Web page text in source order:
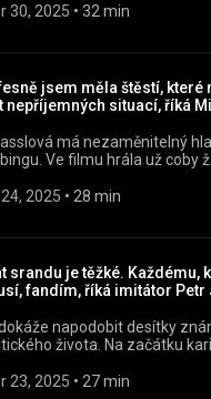
www.facebook.com/
30, 2025 • 32 min
jsem měla štěstí, které
nepříjemných situací, říká
má nezaměnitelný
Ve filmu hrála už coby
lva za nejlepší
rozhl.as/
https://
Facebooku:
crostrednicechy
2025 • 28 min
srandu je těžké. Každému,
fandím, říká imitátor Petr
napodobit desítky
života. Na začátku
Sobotou, pravidelně
23, 2025 • 27 min